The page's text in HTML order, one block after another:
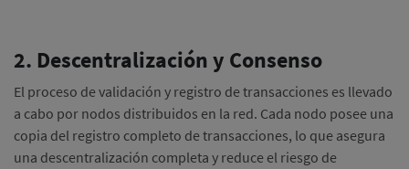
2. Descentralización y Consenso
El proceso de validación y registro de transacciones es llevado
a cabo por nodos distribuidos en la red. Cada nodo posee una
copia del registro completo de transacciones, lo que asegura
una descentralización completa y reduce el riesgo de